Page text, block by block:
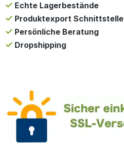
Echte Lagerbestände
Produktexport Schnittstelle
Persönliche Beratung
Dropshipping